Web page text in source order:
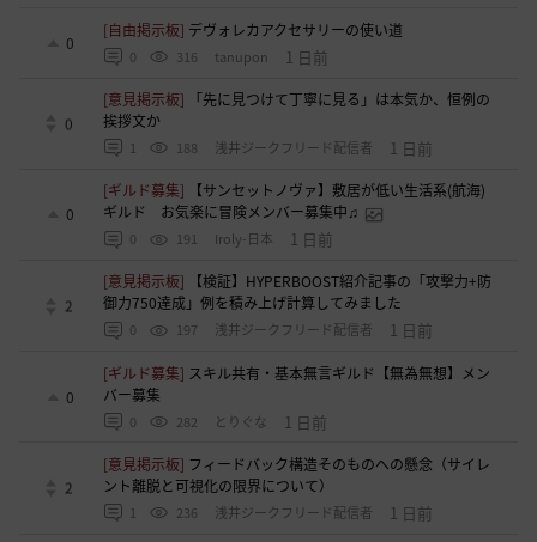
0
[自由掲示板] デヴォレカアクセサリーの使い道
0 316 tanupon 1 日前
0
[意見掲示板]
「先に見つけて丁寧に見る」は本気か、恒例の
挨拶文か
1 188 浅井ジークフリード配信者 1 日前
0
[ギルド募集]
【サンセットノヴァ】敷居が低い生活系(航海)
ギルド お気楽に冒険メンバー募集中♫
0 191 Iroly-日本 1 日前
2
[意見掲示板]
【検証】HYPERBOOST紹介記事の「攻撃力+防
御力750達成」例を積み上げ計算してみました
0 197 浅井ジークフリード配信者 1 日前
0
[ギルド募集] スキル共有・基本無言ギルド【無為無想】メン
バー募集
0 282 とりぐな 1 日前
2
[意見掲示板] フィードバック構造そのものへの懸念（サイレ
ント離脱と可視化の限界について）
1 236 浅井ジークフリード配信者 1 日前